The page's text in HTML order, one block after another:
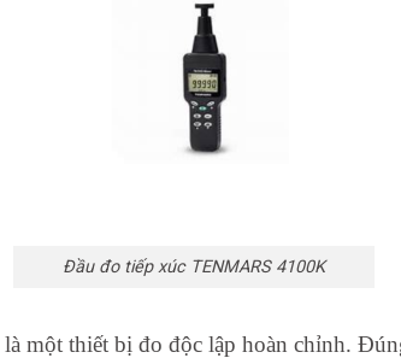
Đầu đo tiếp xúc TENMARS 4100K
thiết bị đo độc lập hoàn chỉnh.